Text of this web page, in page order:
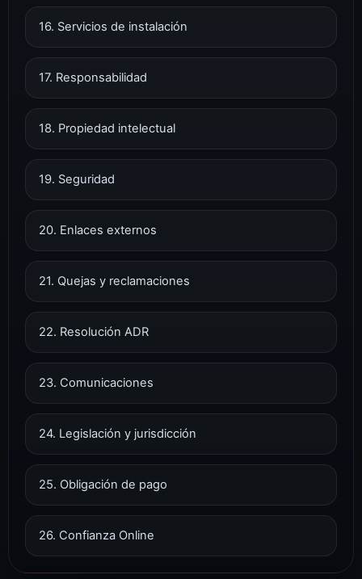
16. Servicios de instalación
17. Responsabilidad
18. Propiedad intelectual
19. Seguridad
20. Enlaces externos
21. Quejas y reclamaciones
22. Resolución ADR
23. Comunicaciones
24. Legislación y jurisdicción
25. Obligación de pago
26. Confianza Online